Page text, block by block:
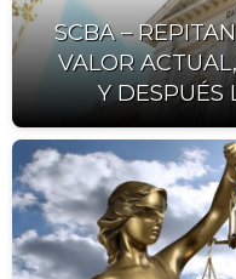
SCBA –
VALOR
Y DESPUÉS